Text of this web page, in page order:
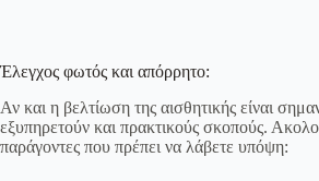
Έλεγχος φωτός και απόρρητο:
Αν και η βελτίωση της αισθητικής είναι
εξυπηρετούν και πρακτικούς σκοπούς.
παράγοντες που πρέπει να λάβετε υπόψη: